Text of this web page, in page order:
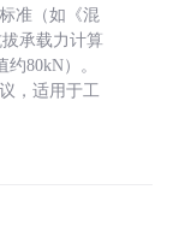
准（如《混
承载力计算
80kN）。
，适用于工